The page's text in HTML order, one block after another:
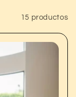
15 productos